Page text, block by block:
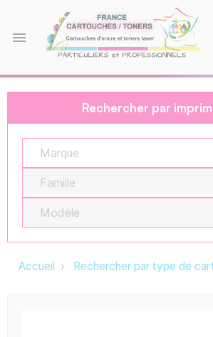
menu
Rechercher par
Marque
Famille
Modèle
Accueil Rechercher par type de